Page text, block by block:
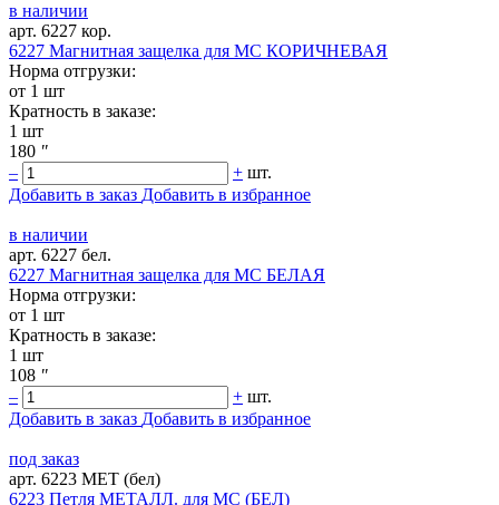
в наличии
арт. 6227 кор.
6227 Магнитная защелка для МС КОРИЧНЕВАЯ
Норма отгрузки:
от 1 шт
Кратность в заказе:
1 шт
180 "
–
+ шт.
Добавить в заказ Добавить в избранное
в наличии
арт. 6227 бел.
6227 Магнитная защелка для МС БЕЛАЯ
Норма отгрузки:
от 1 шт
Кратность в заказе:
1 шт
108 "
–
+ шт.
Добавить в заказ Добавить в избранное
под заказ
арт. 6223 МЕТ (бел)
6223 Петля МЕТАЛЛ. для МС (БЕЛ)